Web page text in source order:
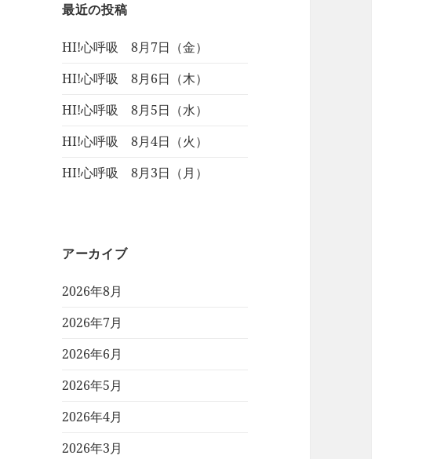
最近の投稿
HI!心呼吸 8月7日（金）
HI!心呼吸 8月6日（木）
HI!心呼吸 8月5日（水）
HI!心呼吸 8月4日（火）
HI!心呼吸 8月3日（月）
アーカイブ
2026年8月
2026年7月
2026年6月
2026年5月
2026年4月
2026年3月